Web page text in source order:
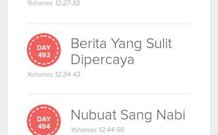
Yohanes 12:27-33
DAY
493
Berita Yang Sulit
Dipercaya
Yohanes 12:34-43
DAY
494
Nubuat Sang Nabi
Yohanes 12:44-50